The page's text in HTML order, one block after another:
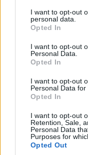
not limited to your
grant or deny
use your data for
consent section.
I want to opt-out
personal data.
Opted In
I want to opt-out
Personal Data.
Opted In
I want to opt-out
Personal Data for
Opted In
I want to opt-out
Retention, Sale,
Personal Data
Purposes for
Opted Out
ΑΝΗΚΕΙ ΣΤΗΝ
ΕΠΙΣΗΜΑΣΜΕΝΟ ΜΕ:
ΟΛΥΜΠΙΑΚΟΣ
Το ντέρμπι
στο ΣΠΟΡ FM